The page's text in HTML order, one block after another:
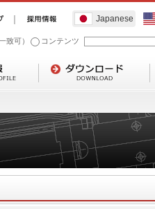
Japanese
致可） コンテンツ